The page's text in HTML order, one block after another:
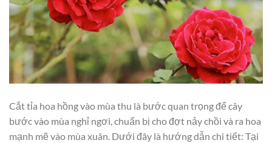
Cắt tỉa hoa hồng vào mùa thu là bước quan trọng để cây
bước vào mùa nghỉ ngơi, chuẩn bị cho đợt nảy chồi và ra hoa
mạnh mẽ vào mùa xuân. Dưới đây là hướng dẫn chi tiết: Tại